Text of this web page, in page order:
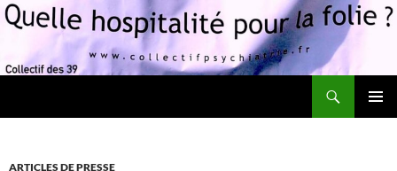
ARTICLES DE PRESSE